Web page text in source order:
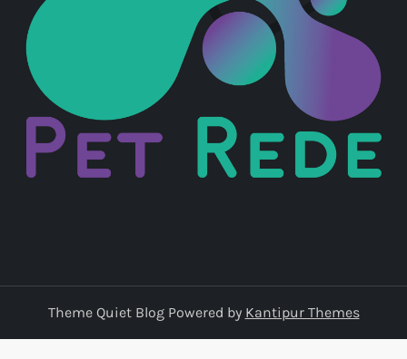
Theme Quiet Blog Powered by Kantipur Themes